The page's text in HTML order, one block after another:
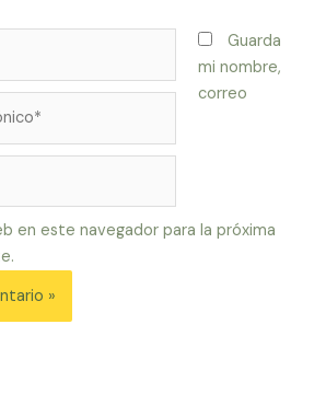
Guarda
mi nombre,
correo
en este navegador para la próxima